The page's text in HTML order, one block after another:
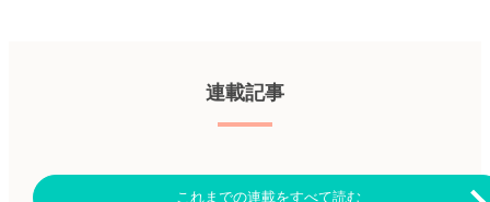
中国で広く使用されている。著
と舌苔の微生物叢の状態が利用
ルを構築し、その精度を評価し
た。eClinicalMedicine誌2023年
連載記事
これまでの連載をすべて読む